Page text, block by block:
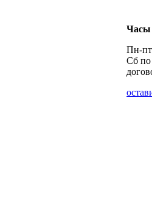
Часы
Пн-пт
Сб по